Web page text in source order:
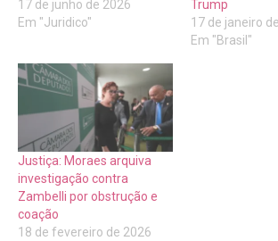
17 de junho de 2026
Em "Juridico"
Trump
17 de janeiro
Em "Brasil"
Justiça: Moraes arquiva
investigação contra
Zambelli por obstrução e
coação
18 de fevereiro de 2026